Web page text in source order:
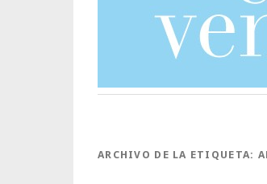
ARCHIVO DE LA ETIQUETA: